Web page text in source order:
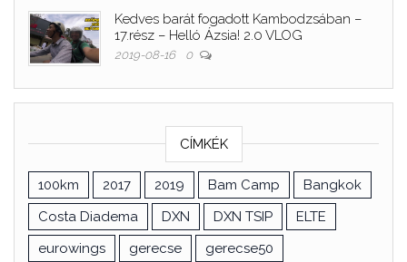
Kedves barát fogadott Kambodzsában –
17.rész – Helló Ázsia! 2.0 VLOG
2019-08-16 0
CÍMKÉK
100km 2017 2019 Bam Camp
Bangkok
Costa Diadema
DXN DXN TSIP
ELTE
eurowings
gerecse
gerecse50